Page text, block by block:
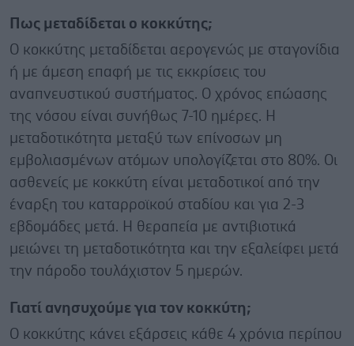
Πως μεταδίδεται ο κοκκύτης;
Ο κοκκύτης μεταδίδεται αερογενώς με σταγονίδια
ή με άμεση επαφή με τις εκκρίσεις του
αναπνευστικού συστήματος. Ο χρόνος επώασης
της νόσου είναι συνήθως 7-10 ημέρες. Η
μεταδοτικότητα μεταξύ των επίνοσων μη
εμβολιασμένων ατόμων υπολογίζεται στο 80%. Οι
ασθενείς με κοκκύτη είναι μεταδοτικοί από την
έναρξη του καταρροϊκού σταδίου και για 2-3
εβδομάδες μετά. Η θεραπεία με αντιβιοτικά
μειώνει τη μεταδοτικότητα και την εξαλείφει μετά
την πάροδο τουλάχιστον 5 ημερών.
Γιατί ανησυχούμε για τον κοκκύτη;
Ο κοκκύτης κάνει εξάρσεις κάθε 4 χρόνια περίπου